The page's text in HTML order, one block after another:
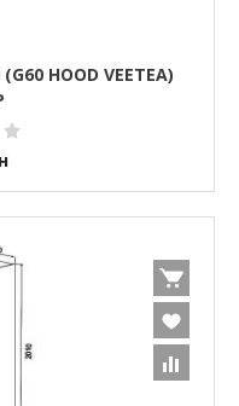
HOOD VEETEA)